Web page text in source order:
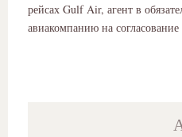
рейсах Gulf Air, агент в
авиакомпанию на